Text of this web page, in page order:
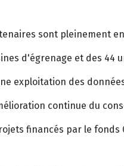
sont pleinement
d'égrenage et des 44
exploitation des
continue du
financés par le fonds